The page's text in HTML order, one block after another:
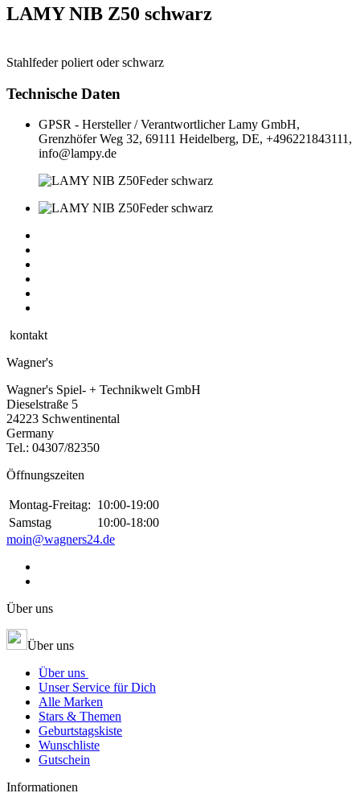
LAMY NIB Z50 schwarz
Stahlfeder poliert oder schwarz
Technische Daten
GPSR - Hersteller / Verantwortlicher Lamy GmbH,
Grenzhöfer Weg 32, 69111 Heidelberg, DE, +496221843111,
info@lampy.de
kontakt
Wagner's
Wagner's Spiel- + Technikwelt GmbH
Dieselstraße 5
24223 Schwentinental
Germany
Tel.: 04307/82350
Öffnungszeiten
Montag-Freitag: 10:00-19:00
Samstag
10:00-18:00
moin@wagners24.de
Über uns
Über uns
Über uns
Unser Service für Dich
Alle Marken
Stars & Themen
Geburtstagskiste
Wunschliste
Gutschein
Informationen